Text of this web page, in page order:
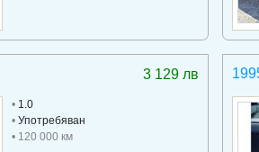
3 129 лв
• 1.0
• Употребяван
• 120 000 км